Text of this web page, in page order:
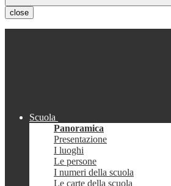
close
Scuola
Panoramica
Presentazione
I luoghi
Le persone
I numeri della scuola
Le carte della scuola